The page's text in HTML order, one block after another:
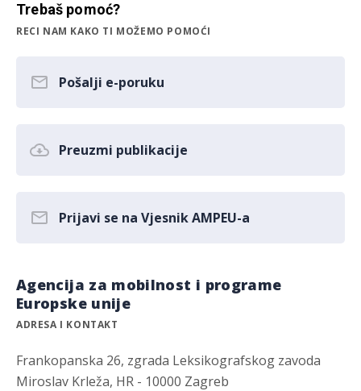
Trebaš pomoć?
RECI NAM KAKO TI MOŽEMO POMOĆI
Pošalji e-poruku
Preuzmi publikacije
Prijavi se na Vjesnik AMPEU-a
Agencija za mobilnost i programe
Europske unije
ADRESA I KONTAKT
Frankopanska 26, zgrada Leksikografskog zavoda
Miroslav Krleža, HR - 10000 Zagreb